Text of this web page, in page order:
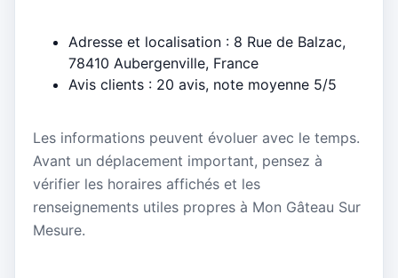
Adresse et localisation : 8 Rue de Balzac,
78410 Aubergenville, France
Avis clients : 20 avis, note moyenne 5/5
Les informations peuvent évoluer avec le temps.
Avant un déplacement important, pensez à
vérifier les horaires affichés et les
renseignements utiles propres à Mon Gâteau Sur
Mesure.